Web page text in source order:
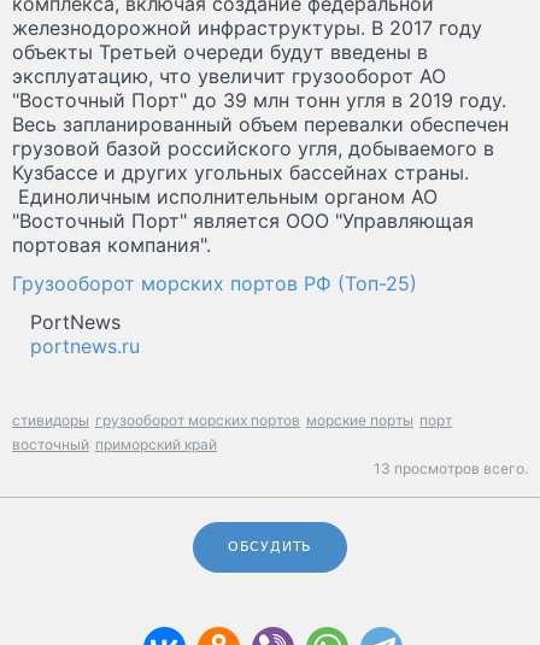
железнодорожной инфраструктуры. В 2017 году
объекты Третьей очереди будут введены в
эксплуатацию, что увеличит грузооборот АО
"Восточный Порт" до 39 млн тонн угля в 2019 году.
Весь запланированный объем перевалки обеспечен
грузовой базой российского угля, добываемого в
Кузбассе и других угольных бассейнах страны.
Единоличным исполнительным органом АО
"Восточный Порт" является ООО "Управляющая
портовая компания".
Грузооборот морских портов РФ (Топ-25)
PortNews
portnews.ru
стивидоры грузооборот морских портов морские порты порт
восточный приморский край
13 просмотров всего.
ОБСУДИТЬ